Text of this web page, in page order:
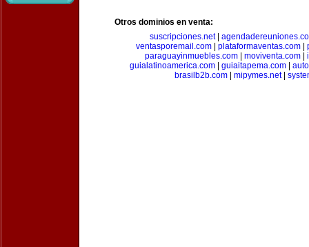
Otros dominios en venta:
suscripciones.net|
ventasporemail.com| plataformaventas.com|
paraguayinmuebles.com| moviventa.com|
guialatinoamerica.com
guiaitapema.com
brasilb2b.com| mipymes.net|